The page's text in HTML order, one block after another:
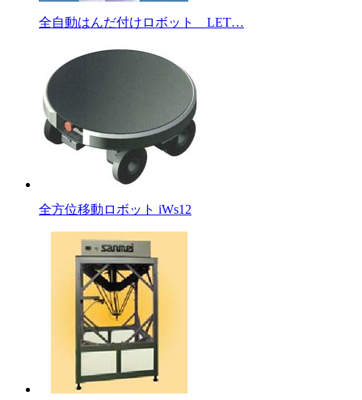
全自動はんだ付けロボット LET…
全方位移動ロボット iWs12